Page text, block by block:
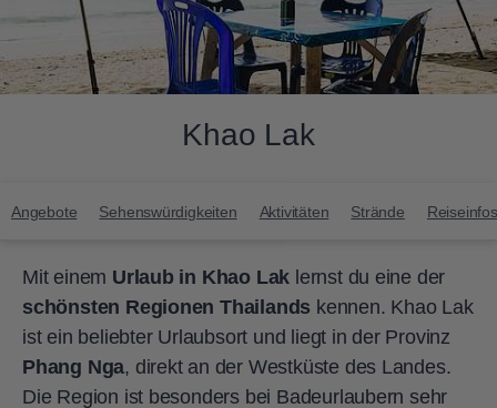
Khao Lak
Angebote Sehenswürdigkeiten Aktivitäten Strände Reiseinfos
Mit einem Urlaub in Khao Lak lernst du eine der
schönsten Regionen Thailands kennen. Khao Lak
ist ein beliebter Urlaubsort und liegt in der Provinz
Phang Nga, direkt an der Westküste des Landes.
Die Region ist besonders bei Badeurlaubern sehr